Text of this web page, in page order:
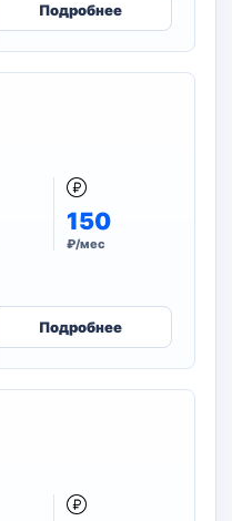
Подробнее
150
₽/мес
Подробнее